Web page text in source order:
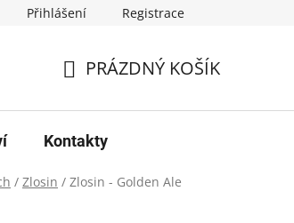
Přihlášení Registrace
KOŠÍK
PRÁZDNÝ KOŠÍK
Kontakty
/ Zlosin / Zlosin - Golden Ale